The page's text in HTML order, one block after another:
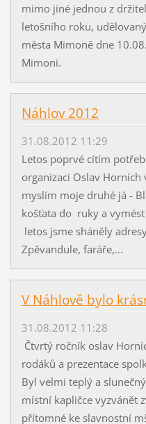
mimo jiné jednou z
letošního roku,
města Mimoně dne
Mimoni.
Náhlov 2012
31.08.2012 11:29
Letos poprvé cítím
organizaci Oslav
myslím moje druhé já -
košťata do ruky a
letos jsme sháněly
Zpěvandule, faráře,...
V Náhlově bylo
31.08.2012 11:28
Čtvrtý ročník oslav
rodáků a prezentace
Byl velmi teplý a
místní kapličce vyzvánět
přítomné ke slavnostní